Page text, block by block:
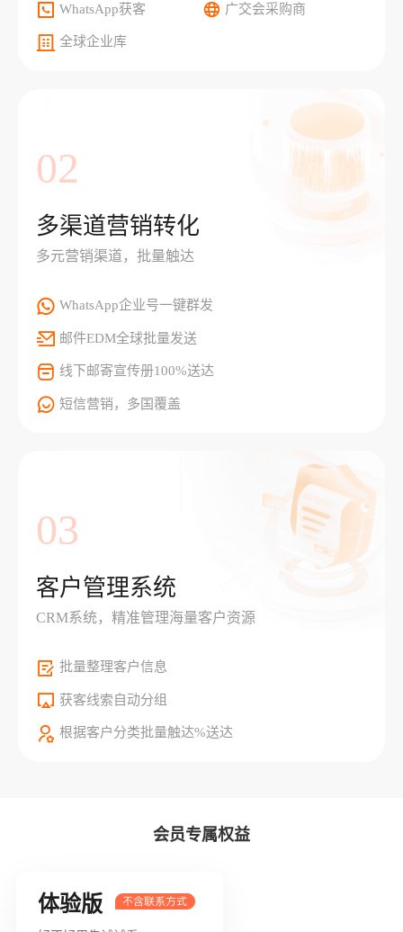
WhatsApp获客 广交会采购商
全球企业库
02
多渠道营销转化
多元营销渠道，批量触达
WhatsApp企业号一键群发
邮件EDM全球批量发送
线下邮寄宣传册100%送达
短信营销，多国覆盖
03
客户管理系统
CRM系统，精准管理海量客户资源
批量整理客户信息
获客线索自动分组
根据客户分类批量触达%送达
会员专属权益
体验版